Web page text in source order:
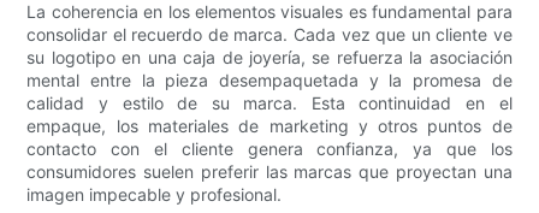
La coherencia en los elementos visuales es fundamental para
consolidar el recuerdo de marca. Cada vez que un cliente ve
su logotipo en una caja de joyería, se refuerza la asociación
mental entre la pieza desempaquetada y la promesa de
calidad y estilo de su marca. Esta continuidad en el
empaque, los materiales de marketing y otros puntos de
contacto con el cliente genera confianza, ya que los
consumidores suelen preferir las marcas que proyectan una
imagen impecable y profesional.